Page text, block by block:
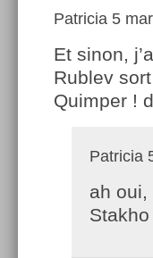
Patricia 5
Et sinon,
Rublev
Quimper !
Patricia
ah